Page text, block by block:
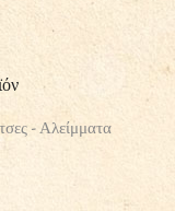
- Αλείμματα